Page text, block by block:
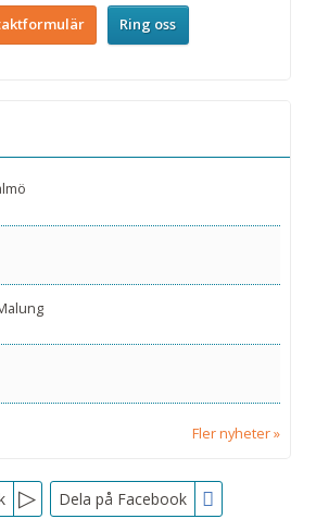
Ring oss
Fler nyheter
Dela på Facebook